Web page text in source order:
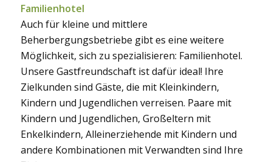
Familienhotel
Auch für kleine und mittlere
Beherbergungsbetriebe gibt es eine weitere
Möglichkeit, sich zu spezialisieren: Familienhotel.
Unsere Gastfreundschaft ist dafür ideal! Ihre
Zielkunden sind Gäste, die mit Kleinkindern,
Kindern und Jugendlichen verreisen. Paare mit
Kindern und Jugendlichen, Großeltern mit
Enkelkindern, Alleinerziehende mit Kindern und
andere Kombinationen mit Verwandten sind Ihre